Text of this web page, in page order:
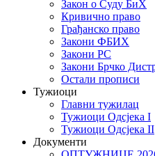
Закон о Суду БиХ
Кривично право
Грађанско право
Закони ФБИХ
Закони РС
Закони Брчко
Остали прописи
Тужиоци
Главни тужилац
Тужиоци Oдсјекa I
Тужиоци Oдсјекa II
Документи